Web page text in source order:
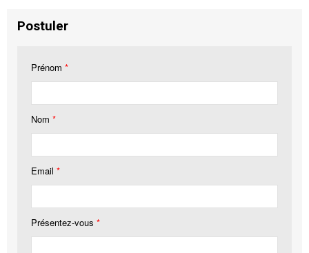
Postuler
Prénom *
Nom *
Email *
Présentez-vous *